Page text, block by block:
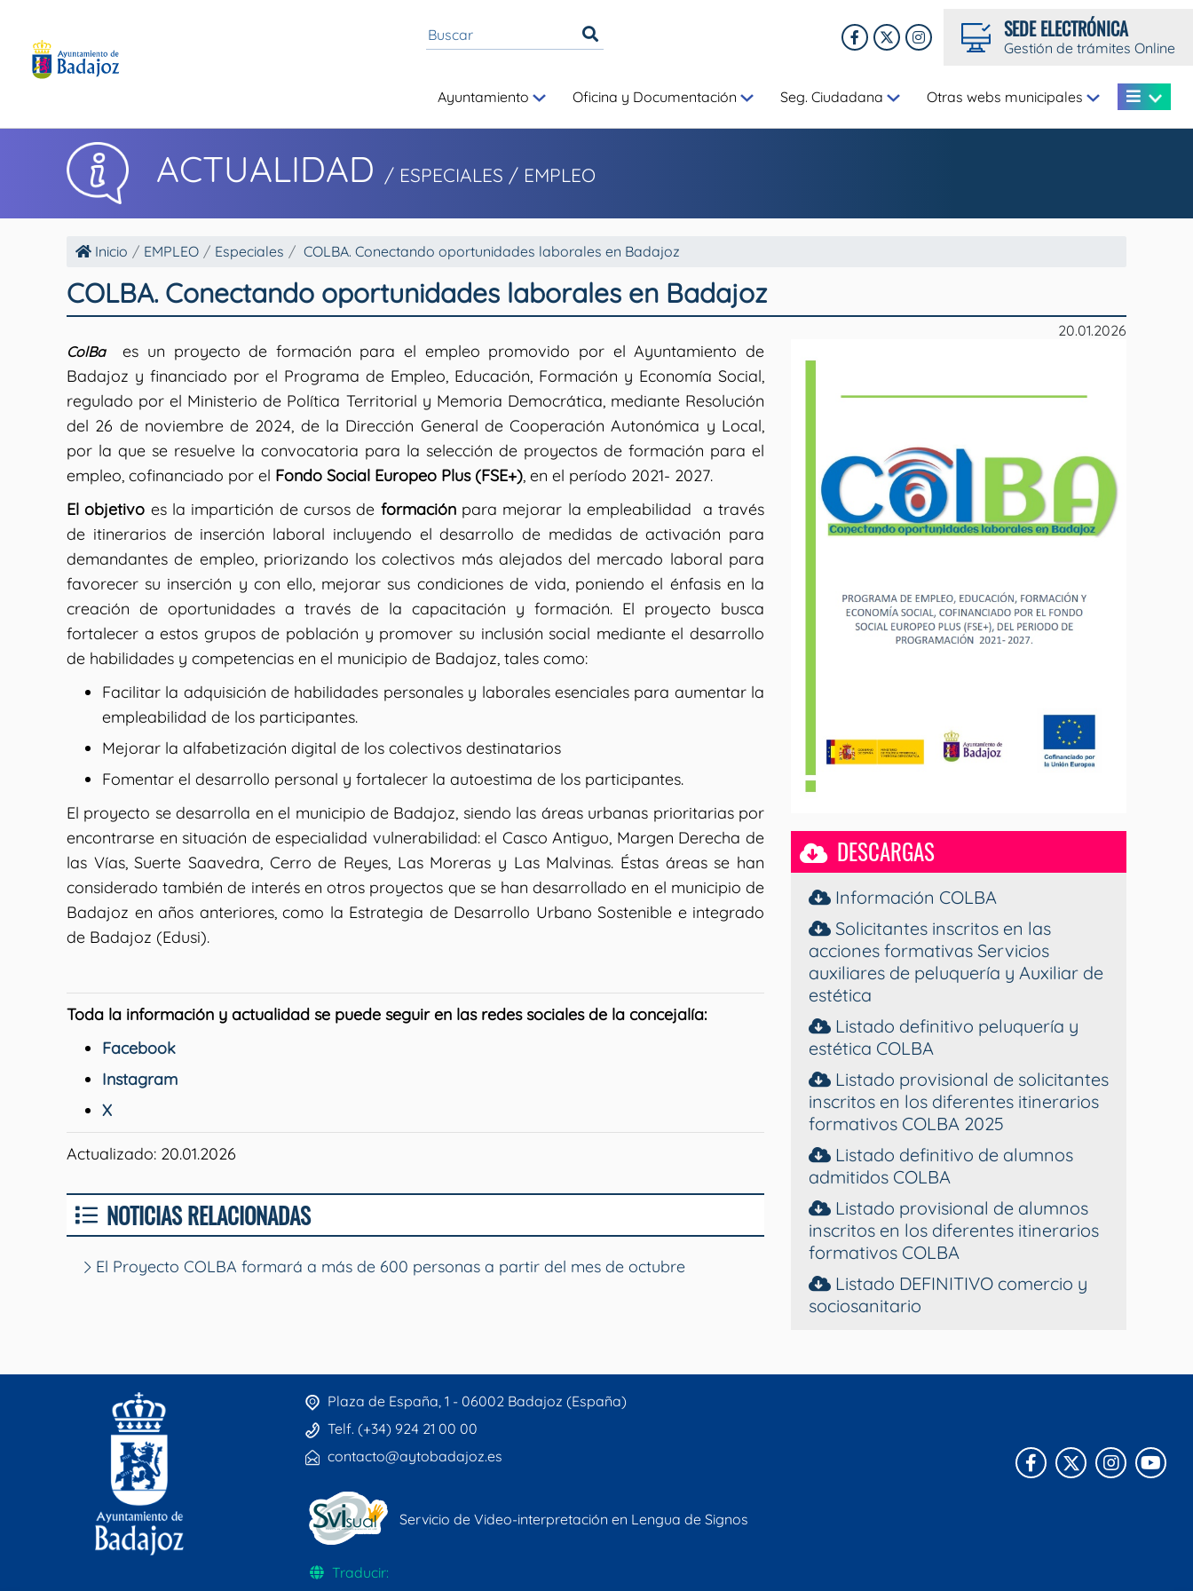
SEDE ELECTRÓNICA
Gestión de trámites Online
Ayuntamiento Oficina y Documentación Seg. Ciudadana Otras webs municipales
ACTUALIDAD / ESPECIALES / EMPLEO
Inicio EMPLEO Especiales COLBA. Conectando oportunidades laborales en Badajoz
COLBA. Conectando oportunidades laborales en Badajoz
20.01.2026
ColBaes un proyecto de formación para el empleo promovido por el Ayuntamiento de
Badajoz y financiado por el Programa de Empleo, Educación, Formación y Economía Social,
regulado por el Ministerio de Política Territorial y Memoria Democrática, mediante Resolución
del 26 de noviembre de 2024, de la Dirección General de Cooperación Autonómica y Local,
por la que se resuelve la convocatoria para la selección de proyectos de formación para el
empleo, cofinanciado por el Fondo Social Europeo Plus (FSE+), en el período 2021- 2027.
El objetivo es la impartición de cursos de formaciónpara mejorar la empleabilidad a través
de itinerarios de inserción laboral incluyendo el desarrollo de medidas de activación para
demandantes de empleo, priorizando los colectivos más alejados del mercado laboral para
favorecer su inserción y con ello, mejorar sus condiciones de vida, poniendo el énfasis en la
creación de oportunidades a través de la capacitación y formación. El proyecto busca
fortalecer a estos grupos de población y promover su inclusión social mediante el desarrollo
de habilidades y competencias en el municipio de Badajoz, tales como:
Facilitar la adquisición de habilidades personales y laborales esenciales para aumentar la
empleabilidad de los participantes.
Mejorar la alfabetización digital de los colectivos destinatarios
Fomentar el desarrollo personal y fortalecer la autoestima de los participantes.
El proyecto se desarrolla en el municipio de Badajoz, siendo las áreas urbanas prioritarias por
encontrarse en situación de especialidad vulnerabilidad: el Casco Antiguo, Margen Derecha de
las Vías, Suerte Saavedra, Cerro de Reyes, Las Moreras y Las Malvinas. Éstas áreas se han
considerado también de interés en otros proyectos que se han desarrollado en el municipio de
Badajoz en años anteriores, como la Estrategia de Desarrollo Urbano Sostenible e integrado
de Badajoz (Edusi).
Toda la información y actualidad se puede seguir en las redes sociales de la concejalía:
Facebook
Instagram
X
Actualizado: 20.01.2026
NOTICIAS RELACIONADAS
El Proyecto COLBA formará a más de 600 personas a partir del mes de octubre
DESCARGAS
Información COLBA
Solicitantes inscritos en las
acciones formativas Servicios
auxiliares de peluquería y Auxiliar de
estética
Listado definitivo peluquería y
estética COLBA
Listado provisional de solicitantes
inscritos en los diferentes itinerarios
formativos COLBA 2025
Listado definitivo de alumnos
admitidos COLBA
Listado provisional de alumnos
inscritos en los diferentes itinerarios
formativos COLBA
Listado DEFINITIVO comercio y
sociosanitario
Plaza de España, 1 - 06002 Badajoz (España)
Telf. (+34) 924 21 00 00
contacto@aytobadajoz.es
Facebook
X
Servicio de Video-interpretación en Lengua de Signos
Traducir: